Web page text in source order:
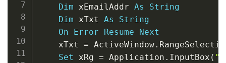
Dim xEmailAddr As
String
Dim xTxt As
String
On
Error Resume
Next
    xTxt
= ActiveWindow.
Set xRg = Application . InputBox (